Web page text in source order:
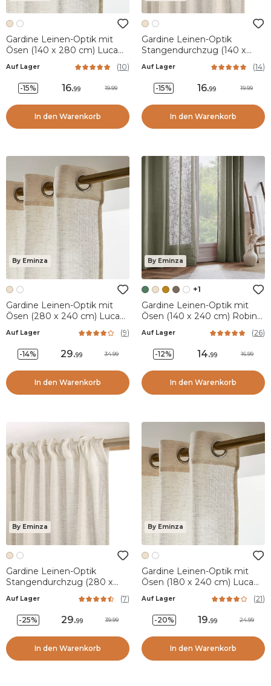
Gardine Leinen-Optik mit
Ösen (140 x 280 cm) Luca
Auf Lager (10)
-15% 16.99 19.99
In den Warenkorb
Gardine Leinen-Optik
Stangendurchzug (140 x
Auf Lager (14)
-15% 16.99 19.99
In den Warenkorb
By Eminza
Gardine Leinen-Optik mit
Ösen (280 x 240 cm) Luca
Auf Lager (9)
-14% 29.99 34.99
In den Warenkorb
By Eminza
+1
Gardine Leinen-Optik mit
Ösen (140 x 240 cm) Robin
Auf Lager (26)
-12% 14.99 16.99
In den Warenkorb
By Eminza
Gardine Leinen-Optik
Stangendurchzug (280 x
Auf Lager (7)
-25% 29.99 39.99
In den Warenkorb
By Eminza
Gardine Leinen-Optik mit
Ösen (180 x 240 cm) Luca
Auf Lager (21)
-20% 19.99 24.99
In den Warenkorb